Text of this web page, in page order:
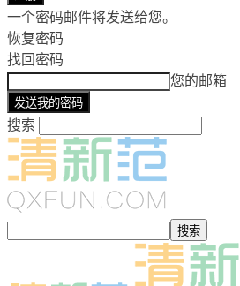
一个密码邮件将发送给您。
恢复密码
找回密码
您的邮箱
搜索